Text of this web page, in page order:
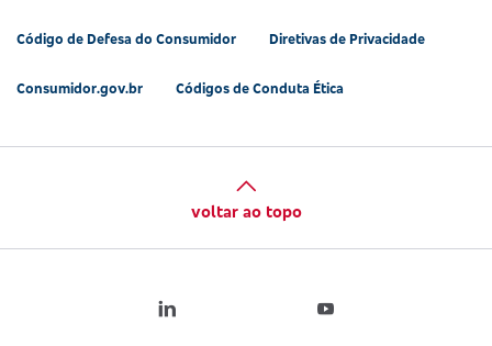
Código de Defesa do Consumidor Diretivas de Privacidade
Consumidor.gov.br Códigos de Conduta Ética
voltar ao topo